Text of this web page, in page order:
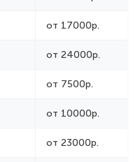
от 24000р.
от 7500р.
от 10000р.
от 23000р.
от 85000р.